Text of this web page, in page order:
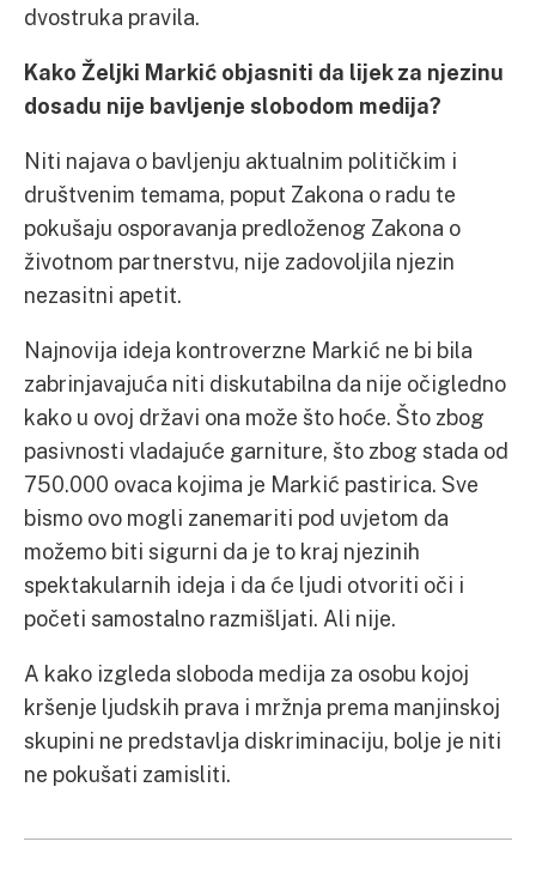
dvostruka pravila.
Kako Željki Markić objasniti da lijek za njezinu
dosadu nije bavljenje slobodom medija?
Niti najava o bavljenju aktualnim političkim i
društvenim temama, poput Zakona o radu te
pokušaju osporavanja predloženog Zakona o
životnom partnerstvu, nije zadovoljila njezin
nezasitni apetit.
Najnovija ideja kontroverzne Markić ne bi bila
zabrinjavajuća niti diskutabilna da nije očigledno
kako u ovoj državi ona može što hoće. Što zbog
pasivnosti vladajuće garniture, što zbog stada od
750.000 ovaca kojima je Markić pastirica. Sve
bismo ovo mogli zanemariti pod uvjetom da
možemo biti sigurni da je to kraj njezinih
spektakularnih ideja i da će ljudi otvoriti oči i
početi samostalno razmišljati. Ali nije.
A kako izgleda sloboda medija za osobu kojoj
kršenje ljudskih prava i mržnja prema manjinskoj
skupini ne predstavlja diskriminaciju, bolje je niti
ne pokušati zamisliti.